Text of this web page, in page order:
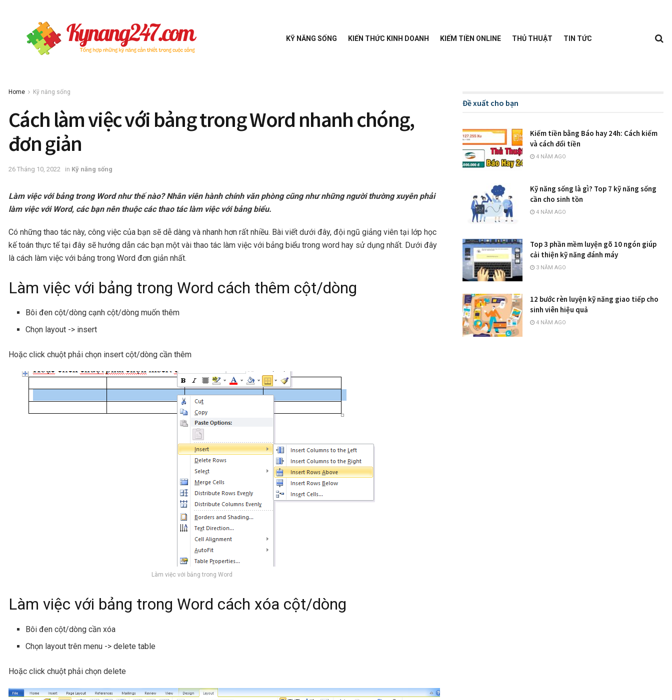
KỸ NĂNG SỐNG KIẾN THỨC KINH DOANH KIẾM TIỀN ONLINE THỦ THUẬT TIN TỨC
Home Kỹ năng sống
Cách làm việc với bảng trong Word nhanh chóng,
đơn giản
26 Tháng 10, 2022 in Kỹ năng sống
Làm việc với bảng trong Word như thế nào? Nhân viên hành chính văn phòng cũng như những người thường xuyên phải
làm việc với Word, các bạn nên thuộc các thao tác làm việc với bảng biểu.
Có những thao tác này, công việc của bạn sẽ dễ dàng và nhanh hơn rất nhiều. Bài viết dưới đây, đội ngũ giảng viên tại lớp học
kế toán thực tế tại đây sẽ hướng dẫn các bạn một vài thao tác làm việc với bảng biểu trong word hay sử dụng nhất. Dưới đây
là cách làm việc với bảng trong Word đơn giản nhất.
Làm việc với bảng trong Word cách thêm cột/dòng
Bôi đen cột/dòng cạnh cột/dòng muốn thêm
Chọn layout -> insert
Hoặc click chuột phải chọn insert cột/dòng cần thêm
Làm việc với bảng trong Word
Làm việc với bảng trong Word cách xóa cột/dòng
Bôi đen cột/dòng cần xóa
Chọn layout trên menu -> delete table
Hoặc click chuột phải chọn delete
Đề xuất cho bạn
Kiếm tiền bằng Báo hay 24h: Cách kiếm
và cách đổi tiền
4 NĂM AGO
Kỹ năng sống là gì? Top 7 kỹ năng sống
cần cho sinh tồn
4 NĂM AGO
Top 3 phần mềm luyện gõ 10 ngón giúp
cải thiện kỹ năng đánh máy
3 NĂM AGO
12 bước rèn luyện kỹ năng giao tiếp cho
sinh viên hiệu quả
4 NĂM AGO